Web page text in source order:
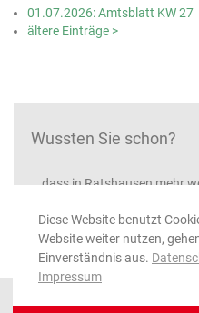
Diese Website benutzt
Website weiter nutzen,
Einverständnis aus.
Impressum
01.07.2026: Amtsblatt KW 27
ältere Einträge >
Wussten Sie schon?
...dass in Ratshausen mehr
© 2026 Gemeinde Ratshausen,